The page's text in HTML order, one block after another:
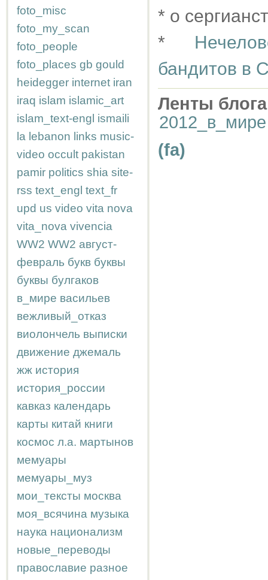
foto_misc
foto_my_scan
foto_people
foto_places gb gould
heidegger internet iran
iraq islam islamic_art
islam_text-engl ismaili
la lebanon links music-
video occult pakistan
pamir politics shia site-
rss text_engl text_fr
upd us video vita nova
vita_nova vivencia
WW2 WW2 август-
февраль букв буквы
буквы булгаков
в_мире васильев
вежливый_отказ
виолончель выписки
движение джемаль
жж история
история_россии
кавказ календарь
карты китай книги
космос л.а. мартынов
мемуары
мемуары_муз
мои_тексты москва
моя_всячина музыка
наука национализм
новые_переводы
православие разное
* о
*
бандитов в
Ленты
2012_в_мире
(fa)